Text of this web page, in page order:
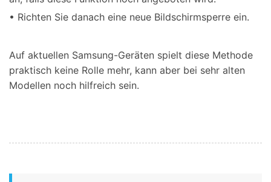
• Richten Sie danach eine neue Bildschirmsperre ein.
Auf aktuellen Samsung-Geräten spielt diese Methode
praktisch keine Rolle mehr, kann aber bei sehr alten
Modellen noch hilfreich sein.